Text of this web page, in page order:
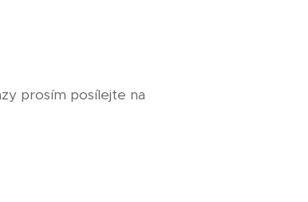
prosím posílejte na